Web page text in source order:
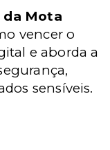
da Mota
vencer o
e aborda a
sensíveis.